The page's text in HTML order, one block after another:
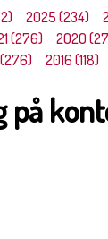
2025 (234)
(276) 2020
2016 (118)
på